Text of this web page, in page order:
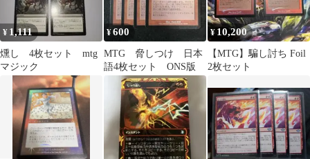
¥ 1,111
燻し 4枚セット mtg
マジック
¥600
MTG 脅しつけ 日本
語4枚セット ONS版
¥ 10,200
【MTG】騙し討ち Foil
2枚セット